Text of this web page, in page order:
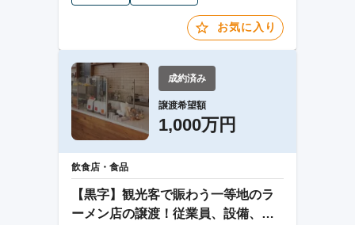
お気に入り
成約済み
譲渡希望額
1,000万円
飲食店・食品
【黒字】観光客で賑わう一等地のラ
ーメン店の譲渡！従業員、設備、屋